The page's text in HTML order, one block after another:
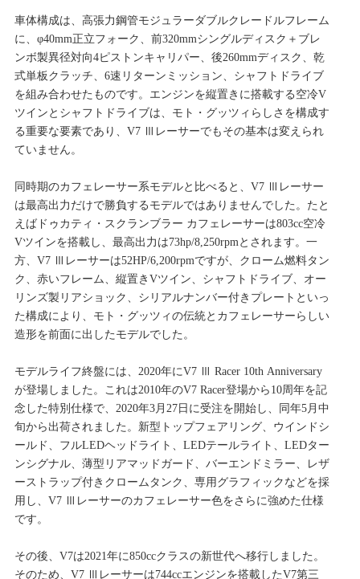
車体構成は、高張力鋼管モジュラーダブルクレードルフレーム
に、φ40mm正立フォーク、前320mmシングルディスク＋ブレ
ンボ製異径対向4ピストンキャリパー、後260mmディスク、乾
式単板クラッチ、6速リターンミッション、シャフトドライブ
を組み合わせたものです。エンジンを縦置きに搭載する空冷V
ツインとシャフトドライブは、モト・グッツィらしさを構成す
る重要な要素であり、V7 Ⅲレーサーでもその基本は変えられ
ていません。
同時期のカフェレーサー系モデルと比べると、V7 Ⅲレーサー
は最高出力だけで勝負するモデルではありませんでした。たと
えばドゥカティ・スクランブラー カフェレーサーは803cc空冷
Vツインを搭載し、最高出力は73hp/8,250rpmとされます。一
方、V7 Ⅲレーサーは52HP/6,200rpmですが、クローム燃料タン
ク、赤いフレーム、縦置きVツイン、シャフトドライブ、オー
リンズ製リアショック、シリアルナンバー付きプレートといっ
た構成により、モト・グッツィの伝統とカフェレーサーらしい
造形を前面に出したモデルでした。
モデルライフ終盤には、2020年にV7 Ⅲ Racer 10th Anniversary
が登場しました。これは2010年のV7 Racer登場から10周年を記
念した特別仕様で、2020年3月27日に受注を開始し、同年5月中
旬から出荷されました。新型トップフェアリング、ウインドシ
ールド、フルLEDヘッドライト、LEDテールライト、LEDター
ンシグナル、薄型リアマッドガード、バーエンドミラー、レザ
ーストラップ付きクロームタンク、専用グラフィックなどを採
用し、V7 Ⅲレーサーのカフェレーサー色をさらに強めた仕様
です。
その後、V7は2021年に850ccクラスの新世代へ移行しました。
そのため、V7 Ⅲレーサーは744ccエンジンを搭載したV7第三